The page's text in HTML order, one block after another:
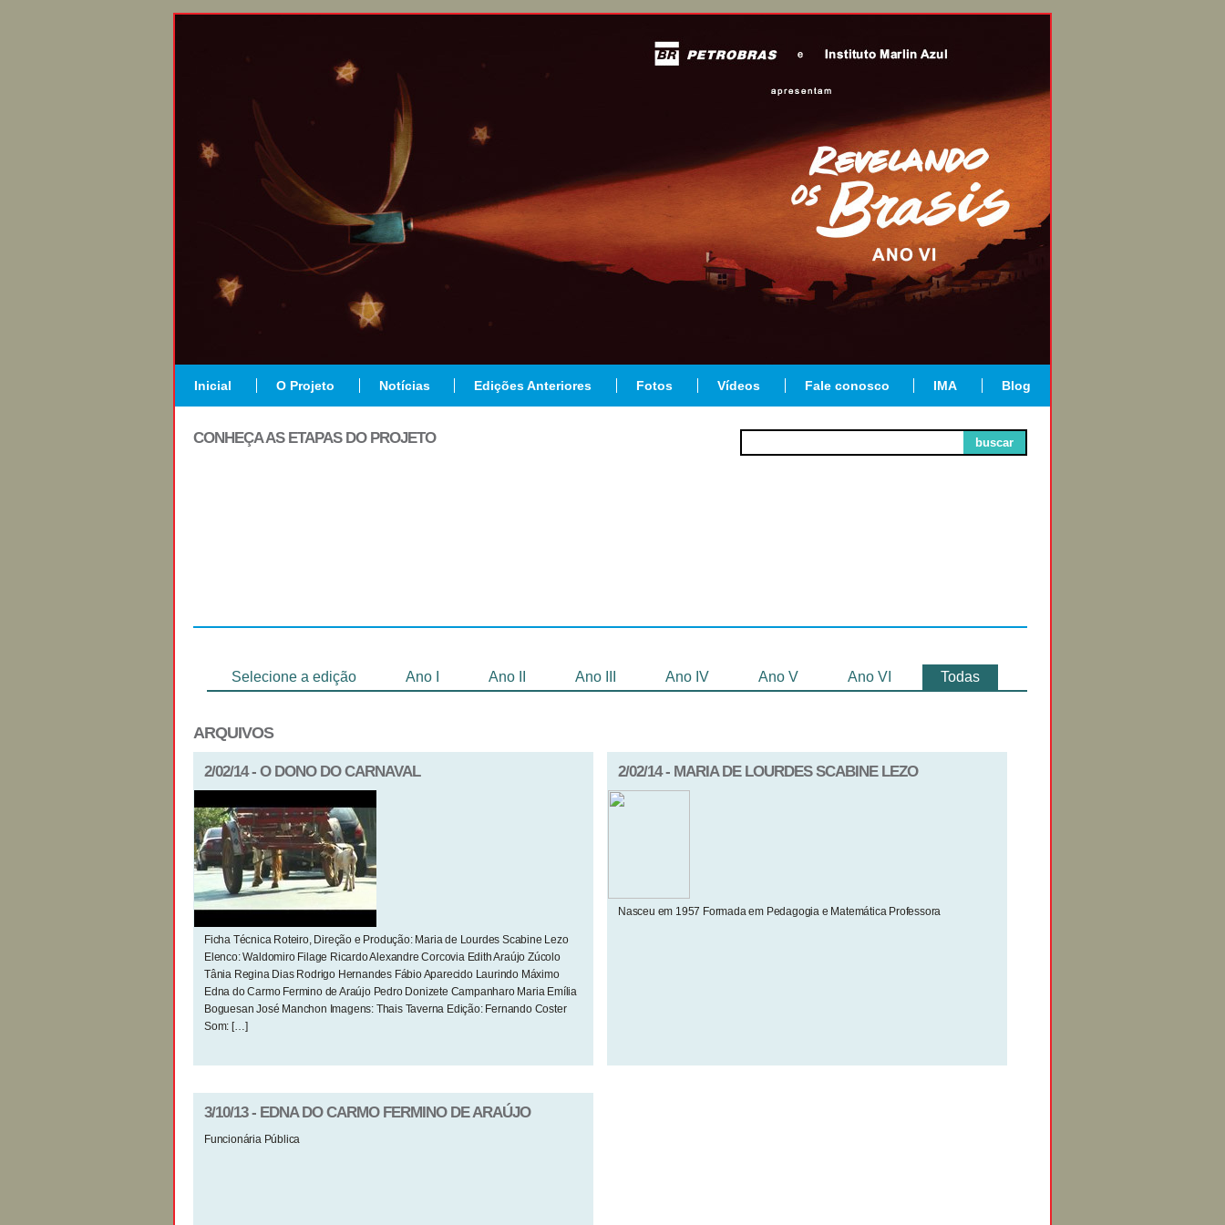
Inicial O Projeto Notícias Edições Anteriores Fotos Vídeos Fale conosco IMA Blog
buscar
CONHEÇA AS ETAPAS DO PROJETO
Selecione a edição Ano I Ano II Ano III Ano IV Ano V Ano VI Todas
ARQUIVOS
2/02/14 - O DONO DO CARNAVAL
Ficha Técnica Roteiro, Direção e Produção: Maria de Lourdes Scabine Lezo
Elenco: Waldomiro Filage Ricardo Alexandre Corcovia Edith Araújo Zúcolo
Tânia Regina Dias Rodrigo Hernandes Fábio Aparecido Laurindo Máximo
Edna do Carmo Fermino de Araújo Pedro Donizete Campanharo Maria Emília
Boguesan José Manchon Imagens: Thais Taverna Edição: Fernando Coster
Som: […]
2/02/14 - MARIA DE LOURDES SCABINE LEZO
Nasceu em 1957 Formada em Pedagogia e Matemática Professora
3/10/13 - EDNA DO CARMO FERMINO DE ARAÚJO
Funcionária Pública